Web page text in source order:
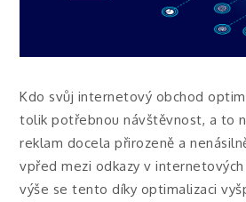
Kdo svůj internetový obchod
tolik potřebnou návštěvnost, a to
reklam docela přirozeně a
vpřed mezi odkazy v
výše se tento díky optimalizaci